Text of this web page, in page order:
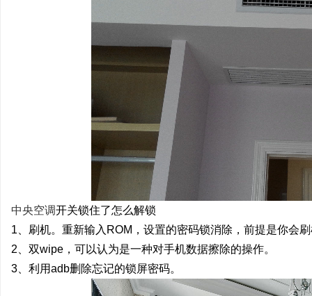
中央空调开关锁住了怎么解锁
1、刷机。重新输入ROM，设置的密码锁消除，前提是你会
2、双wipe，可以认为是一种对手机数据擦除的操作。
3、利用adb删除忘记的锁屏密码。